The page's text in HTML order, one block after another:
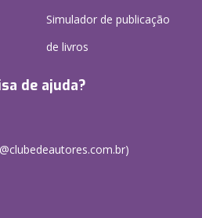
Simulador de publicação
de livros
de ajuda?